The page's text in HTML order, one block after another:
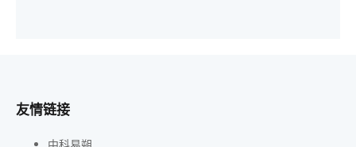
友情链接